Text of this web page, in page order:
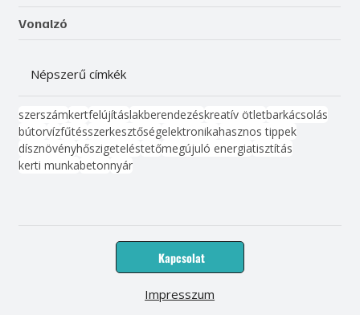
Vonalzó
Népszerű címkék
szerszámkertfelújításlakberendezéskreatív ötletbarkácsolás
bútorvízfűtésszerkesztőségelektronikahasznos tippek
dísznövényhőszigeteléstetőmegújuló energiatisztítás
kerti munkabetonnyár
Kapcsolat
Impresszum